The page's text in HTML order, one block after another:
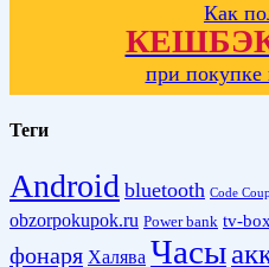
Как
КЕШБЭК
при покупке
Теги
Android bluetooth Code
obzorpokupok.ru Power bank tv-box
фонаря Халява Часы